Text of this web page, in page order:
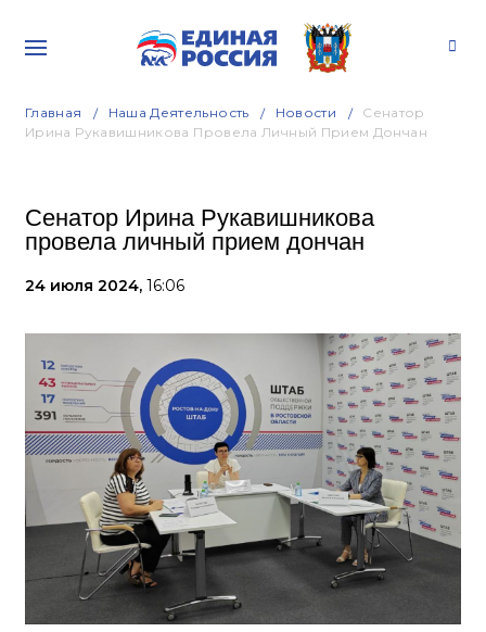
Главная Наша Деятельность Новости
Сенатор
Ирина Рукавишникова Провела Личный Прием Дончан
Сенатор Ирина Рукавишникова
провела личный прием дончан
24 июля 2024, 16:06